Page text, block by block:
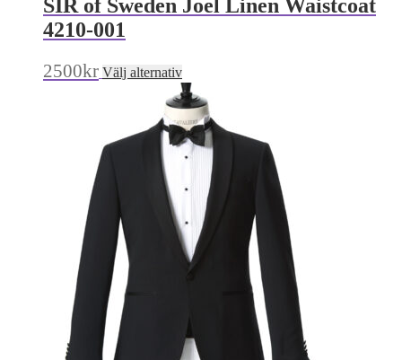
SIR of Sweden Joel Linen Waistcoat
4210-001
2500kr Välj alternativDen
här
produkten
har
flera
varianter.
De
alternativen
väljas
på
produktsidan